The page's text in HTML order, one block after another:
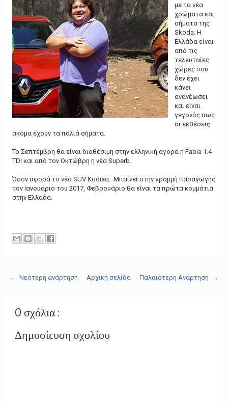
με τα νέα
χρώματα και
σήματα της
Skoda. Η
Ελλάδα είναι
από τις
τελευταίες
χώρες που
δεν έχει
κάνει
ανανέωσει
και είναι
γεγονός πως
οι εκθέσεις
ακόμα έχουν τα παλιά σήματα.
Το Σεπτέμβρη θα είναι διαθέσιμη στην ελληνική αγορά η Fabia 1.4
TDI και από τον Οκτώβρη η νέα Superb.
Όσον αφορά το νέο SUV Kodiaq...Μπαίνει στην γραμμή παραγωγής
τον Ιανουάριο του 2017, Φεβρουάριο θα είναι τα πρώτα κομμάτια
στην Ελλάδα.
← Νεότερη ανάρτηση Παλαιότερη Ανάρτηση →
Αρχική σελίδα
0 σχόλια :
Δημοσίευση σχολίου